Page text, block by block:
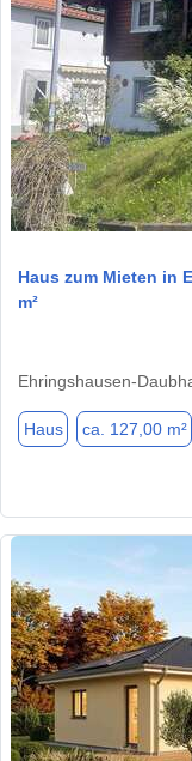
Haus zum Mieten in
m²
Ehringshausen-
Haus ca. 127,00 m²